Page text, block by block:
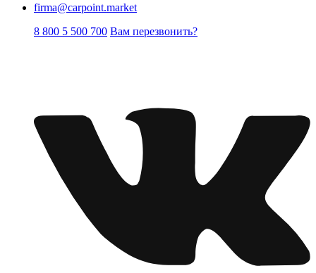
firma@carpoint.market
8 800 5 500 700 Вам перезвонить?